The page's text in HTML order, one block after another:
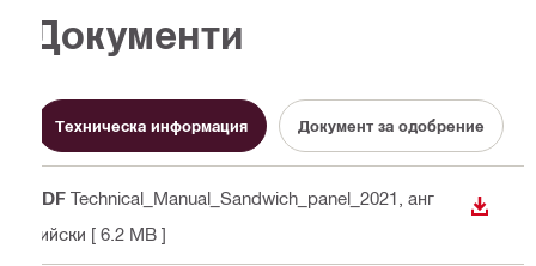
Документи
Техническа информация Документ за одобрение
PDF Technical_Manual_Sandwich_panel_2021 , анг
лийски [ 6.2 MB ]